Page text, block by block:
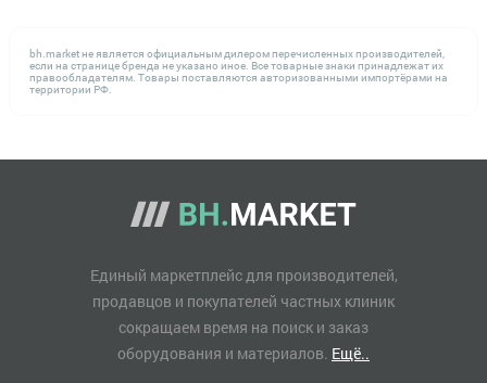
bh.market не является официальным дилером перечисленных производителей,
если на странице бренда не указано иное. Все товарные знаки принадлежат их
правообладателям. Товары поставляются авторизованными импортёрами на
территории РФ.
Единый маркетплейс для производителей,
продавцов и покупателей частных клиник
сокращаем время на поиск и заказ
оборудования и материалов. Ещё..